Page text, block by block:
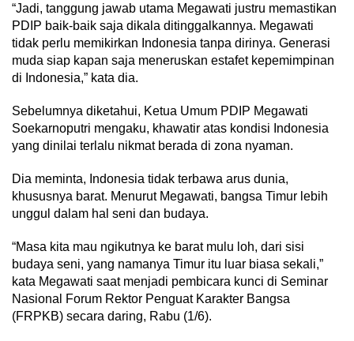
“Jadi, tanggung jawab utama Megawati justru memastikan
PDIP baik-baik saja dikala ditinggalkannya. Megawati
tidak perlu memikirkan Indonesia tanpa dirinya. Generasi
muda siap kapan saja meneruskan estafet kepemimpinan
di Indonesia,” kata dia.
Sebelumnya diketahui, Ketua Umum PDIP Megawati
Soekarnoputri mengaku, khawatir atas kondisi Indonesia
yang dinilai terlalu nikmat berada di zona nyaman.
Dia meminta, Indonesia tidak terbawa arus dunia,
khususnya barat. Menurut Megawati, bangsa Timur lebih
unggul dalam hal seni dan budaya.
“Masa kita mau ngikutnya ke barat mulu loh, dari sisi
budaya seni, yang namanya Timur itu luar biasa sekali,”
kata Megawati saat menjadi pembicara kunci di Seminar
Nasional Forum Rektor Penguat Karakter Bangsa
(FRPKB) secara daring, Rabu (1/6).